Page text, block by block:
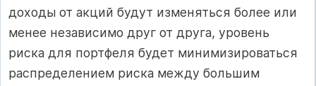
доходы от акций будут изменяться более или
менее независимо друг от друга, уровень
риска для портфеля будет минимизироваться
распределением риска между большим